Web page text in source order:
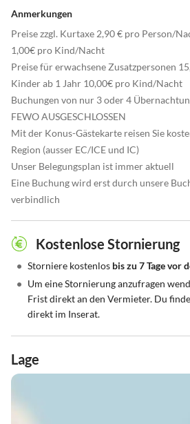
Anmerkungen
Preise zzgl. Kurtaxe 2,90 € pro Person/
1,00€ pro Kind/Nacht
Preise für erwachsene Zusatzpersonen
Kinder ab 1 Jahr 10,00€ pro Kind/Nacht
Buchungen von nur 3 oder 4
FEWO AUSGESCHLOSSEN
Mit der Konus-Gästekarte reisen Sie
Region (ausser EC/ICE und IC)
Unser Belegungsplan ist immer aktuell
Eine Buchung wird erst durch unsere
verbindlich
Kostenlose Stornierung
• Storniere kostenlos bis zu 7 Tage vor
• Um eine Stornierung anzufragen
Frist direkt an den Vermieter. Du
direkt im Inserat.
Lage